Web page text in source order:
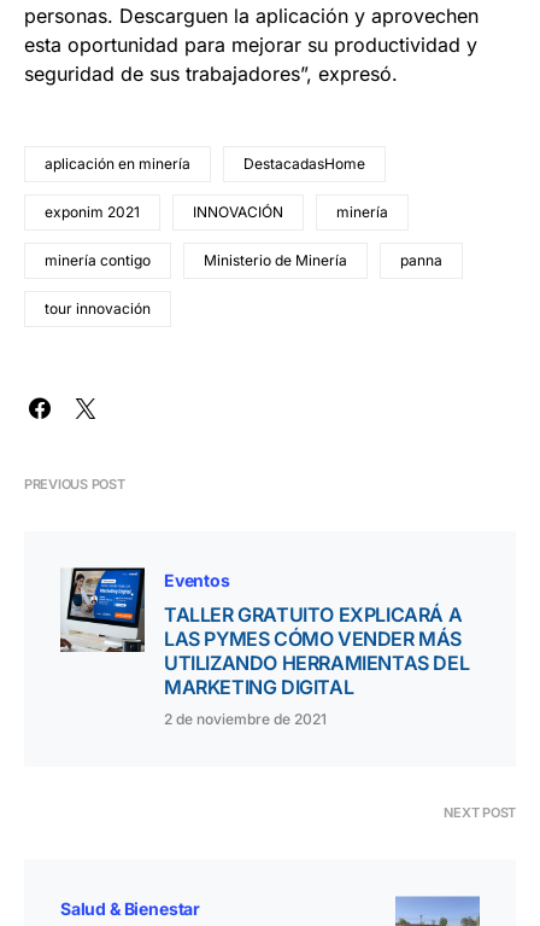
personas. Descarguen la aplicación y aprovechen
esta oportunidad para mejorar su productividad y
seguridad de sus trabajadores”, expresó.
aplicación en minería DestacadasHome
exponim 2021 INNOVACIÓN minería
minería contigo Ministerio de Minería panna
tour innovación
PREVIOUS POST
Eventos
TALLER GRATUITO EXPLICARÁ A
LAS PYMES CÓMO VENDER MÁS
UTILIZANDO HERRAMIENTAS DEL
MARKETING DIGITAL
2 de noviembre de 2021
NEXT POST
Salud & Bienestar